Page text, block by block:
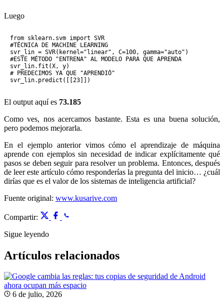
Luego
from sklearn.svm import SVR
#TÉCNICA DE MACHINE LEARNING
svr_lin = SVR(kernel="linear", C=100, gamma="auto")
#ESTE MÉTODO "ENTRENA" AL MODELO PARA QUE APRENDA
svr_lin.fit(X, y)
# PREDECIMOS YA QUE "APRENDIÓ"
El output aquí es 73.185
Como ves, nos acercamos bastante. Esta es una buena solución,
pero podemos mejorarla.
En el ejemplo anterior vimos cómo el aprendizaje de máquina
aprende con ejemplos sin necesidad de indicar explícitamente qué
pasos se deben seguir para resolver un problema. Entonces, después
de leer este artículo cómo responderías la pregunta del inicio… ¿cuál
dirías que es el valor de los sistemas de inteligencia artificial?
Fuente original: www.kusarive.com
Compartir:
Sigue leyendo
Artículos relacionados
6 de julio, 2026